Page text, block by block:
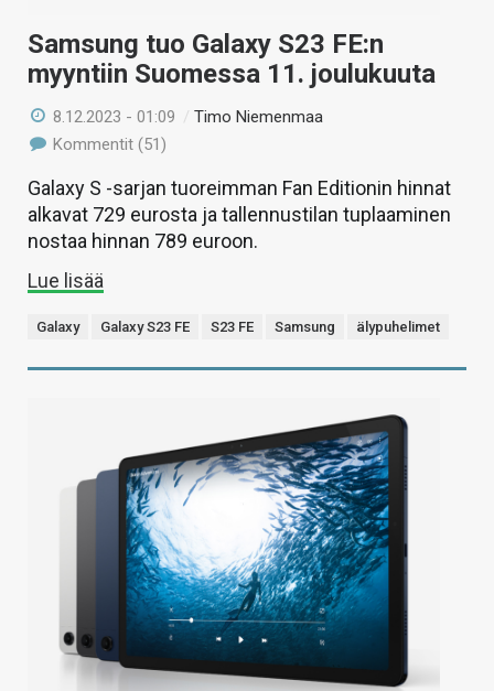
HAKU
Samsung tuo Galaxy S23 FE:n
myyntiin Suomessa 11. joulukuuta
8.12.2023 - 01:09 /Timo Niemenmaa
Kommentit (51)
Galaxy S -sarjan tuoreimman Fan Editionin hinnat
alkavat 729 eurosta ja tallennustilan tuplaaminen
nostaa hinnan 789 euroon.
Lue lisää
Galaxy Galaxy S23 FE S23 FE Samsung älypuhelimet